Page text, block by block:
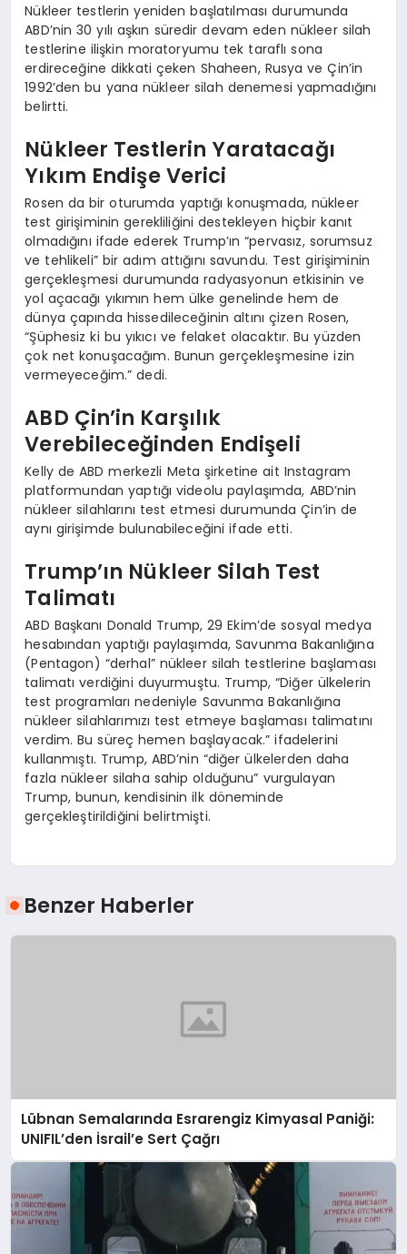
Nükleer testlerin yeniden başlatılması durumunda
ABD’nin 30 yılı aşkın süredir devam eden nükleer silah
testlerine ilişkin moratoryumu tek taraflı sona
erdireceğine dikkati çeken Shaheen, Rusya ve Çin’in
1992’den bu yana nükleer silah denemesi yapmadığını
belirtti.
Nükleer Testlerin Yaratacağı
Yıkım Endişe Verici
Rosen da bir oturumda yaptığı konuşmada, nükleer
test girişiminin gerekliliğini destekleyen hiçbir kanıt
olmadığını ifade ederek Trump’ın “pervasız, sorumsuz
ve tehlikeli” bir adım attığını savundu. Test girişiminin
gerçekleşmesi durumunda radyasyonun etkisinin ve
yol açacağı yıkımın hem ülke genelinde hem de
dünya çapında hissedileceğinin altını çizen Rosen,
“Şüphesiz ki bu yıkıcı ve felaket olacaktır. Bu yüzden
çok net konuşacağım. Bunun gerçekleşmesine izin
vermeyeceğim.” dedi.
ABD Çin’in Karşılık
Verebileceğinden Endişeli
Kelly de ABD merkezli Meta şirketine ait Instagram
platformundan yaptığı videolu paylaşımda, ABD’nin
nükleer silahlarını test etmesi durumunda Çin’in de
aynı girişimde bulunabileceğini ifade etti.
Trump’ın Nükleer Silah Test
Talimatı
ABD Başkanı Donald Trump, 29 Ekim’de sosyal medya
hesabından yaptığı paylaşımda, Savunma Bakanlığına
(Pentagon) “derhal” nükleer silah testlerine başlaması
talimatı verdiğini duyurmuştu. Trump, “Diğer ülkelerin
test programları nedeniyle Savunma Bakanlığına
nükleer silahlarımızı test etmeye başlaması talimatını
verdim. Bu süreç hemen başlayacak.” ifadelerini
kullanmıştı. Trump, ABD’nin “diğer ülkelerden daha
fazla nükleer silaha sahip olduğunu” vurgulayan
Trump, bunun, kendisinin ilk döneminde
gerçekleştirildiğini belirtmişti.
Benzer Haberler
Lübnan Semalarında Esrarengiz Kimyasal Paniği:
UNIFIL’den İsrail’e Sert Çağrı